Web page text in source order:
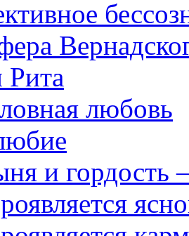
Рита
любовь
и гордость